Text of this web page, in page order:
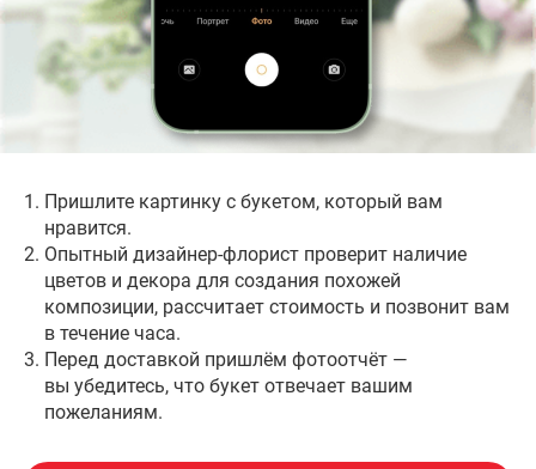
возможной скидкой и гарантиями за 2 часа!
Наши постоянные клиенты
Пришлите картинку с букетом, который вам
нравится.
Опытный дизайнер-флорист проверит наличие
цветов и декора для создания похожей
композиции, рассчитает стоимость и позвонит вам
в течение часа.
Перед доставкой пришлём фотоотчёт —
вы убедитесь, что букет отвечает вашим
пожеланиям.